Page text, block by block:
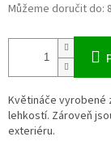
Můžeme doručit do:
Květináče vyrobené
lehkostí. Zároveň
exteriéru.